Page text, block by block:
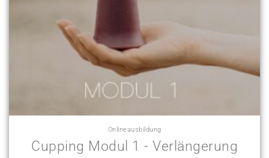
Onlineausbildung
Cupping Modul 1 - Verlängerung